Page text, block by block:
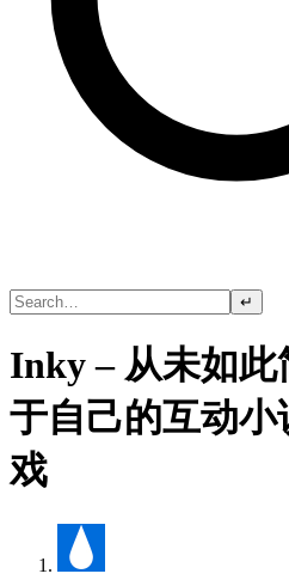
↵
Inky – 从未如
于自己的互动
戏